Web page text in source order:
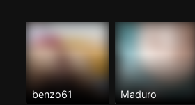
benzo61 Maduro